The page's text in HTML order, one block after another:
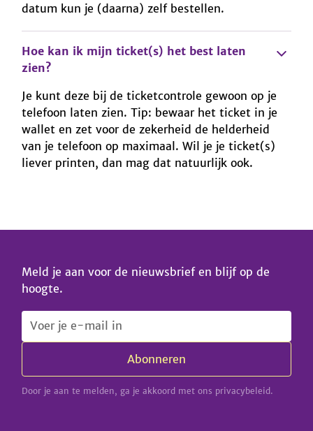
datum kun je (daarna) zelf bestellen.
Hoe kan ik mijn ticket(s) het best laten
zien?
Je kunt deze bij de ticketcontrole gewoon op je
telefoon laten zien. Tip: bewaar het ticket in je
wallet en zet voor de zekerheid de helderheid
van je telefoon op maximaal. Wil je je ticket(s)
liever printen, dan mag dat natuurlijk ook.
Meld je aan voor de nieuwsbrief en blijf op de
hoogte.
Door je aan te melden, ga je akkoord met ons privacybeleid.